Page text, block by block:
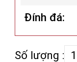
Đính đá:
Số lượng :